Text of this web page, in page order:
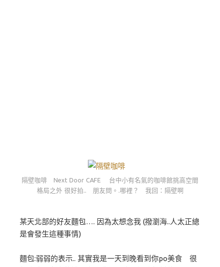
隔壁咖啡 Next Door CAFE 台中小有名氣的咖啡館挑高空間
格局之外 很好拍.. 朋友問。.哪裡？ 我回：隔壁啊
某天北部的好友麵包…. 因為太想念我 (撥瀏海..人太正總
是會發生這種事情)
麵包:弱弱的表示.. 其實我是一天到晚看到你po美食 很